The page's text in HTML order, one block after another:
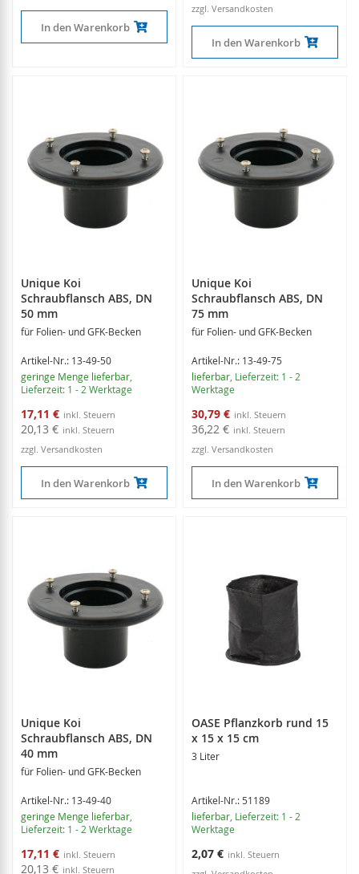
In den Warenkorb
zzgl. Versandkosten
In den Warenkorb
Unique Koi
Schraubflansch ABS, DN
50 mm
für Folien- und GFK-Becken
Artikel-Nr.: 13-49-50
geringe Menge lieferbar
Lieferzeit: 1 - 2 Werktage
Sonderangebot
17,11 €
20,13 €
zzgl. Versandkosten
In den Warenkorb
Unique Koi
Schraubflansch ABS, DN
75 mm
für Folien- und GFK-Becken
Artikel-Nr.: 13-49-75
lieferbar , Lieferzeit: 1 - 2
Werktage
Sonderangebot
30,79 €
36,22 €
zzgl. Versandkosten
In den Warenkorb
Unique Koi
Schraubflansch ABS, DN
40 mm
für Folien- und GFK-Becken
Artikel-Nr.: 13-49-40
geringe Menge lieferbar,
Lieferzeit: 1 - 2 Werktage
Sonderangebot
17,11 €
20,13 €
OASE Pflanzkorb rund 15
x 15 x 15 cm
3 Liter
Artikel-Nr.: 51189
lieferbar, Lieferzeit: 1 - 2
Werktage
2,07 €